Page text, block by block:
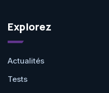
Explorez
Actualités
Tests